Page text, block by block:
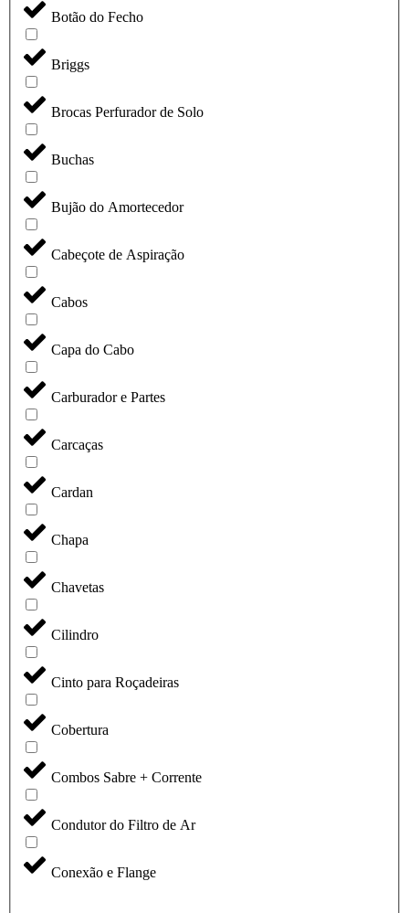
Botão do Fecho
Briggs
Brocas Perfurador de Solo
Buchas
Bujão do Amortecedor
Cabeçote de Aspiração
Cabos
Capa do Cabo
Carburador e Partes
Carcaças
Cardan
Chapa
Chavetas
Cilindro
Cinto para Roçadeiras
Cobertura
Combos Sabre + Corrente
Condutor do Filtro de Ar
Conexão e Flange